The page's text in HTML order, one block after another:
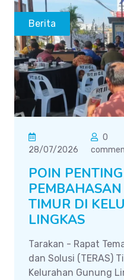
Berita
28/07/2026
0
POIN
TIMUR DI
LINGKAS
Tarakan - Rapat
dan Solusi (TERAS)
Kelurahan Gunung